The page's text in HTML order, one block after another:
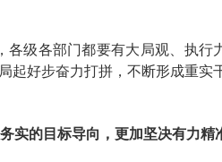
级各部门都要有大局观、执行
起好步奋力打拼，不断形成重实
的目标导向，更加坚决有力精